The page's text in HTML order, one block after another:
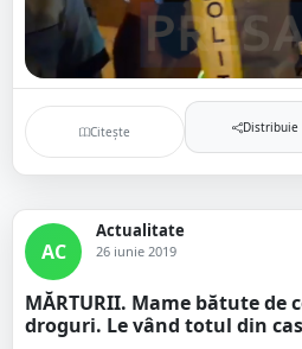
Citește Distribuie
AC
Actualitate
26 iunie 2019
MĂRTURII. Mame bătute de
droguri. Le vând totul din